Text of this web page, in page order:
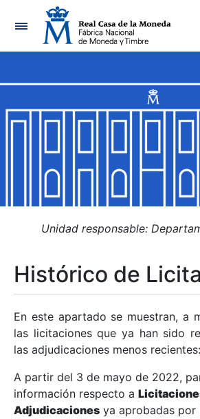
Navegación
Mostrar/Ocultar
Mostrar/Ocultar
Mostrar/Ocultar
Mostrar/Ocultar
Mostrar/Ocultar
Mostrar/Ocultar
Unidad responsable:
Histórico de
En este apartado se muestran, a
las licitaciones que ya han sido
las adjudicaciones menos recientes:
A partir del 3 de mayo de 2022,
información respecto a
Adjudicaciones ya aprobadas por